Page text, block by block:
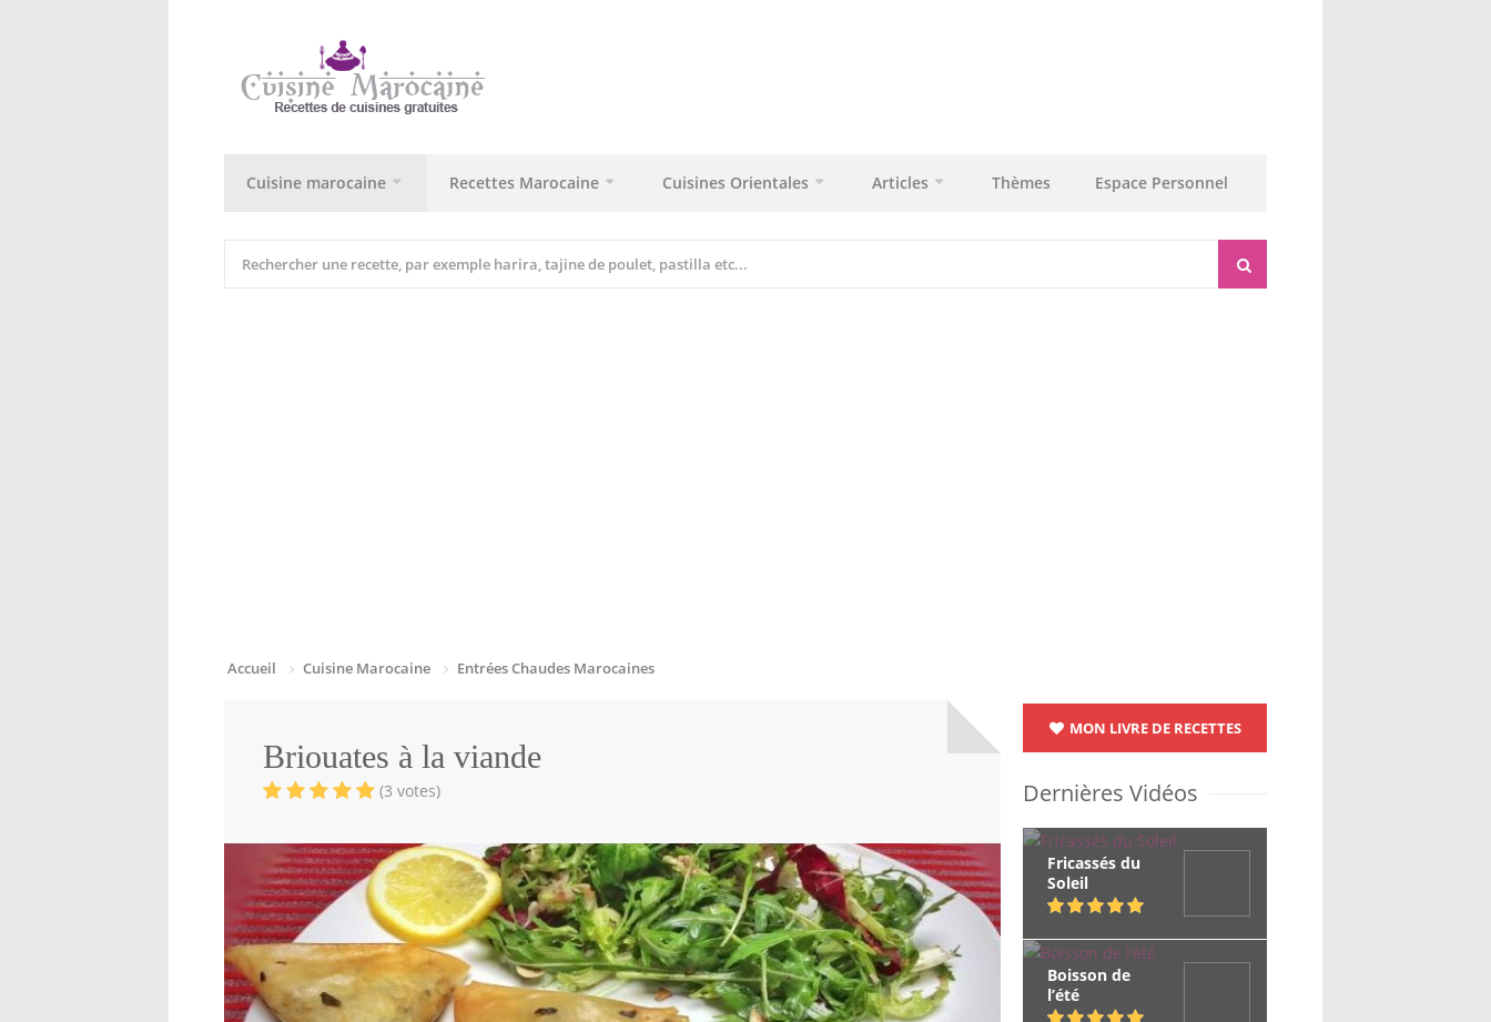
Cuisine marocaine Recettes Marocaine Cuisines Orientales Articles Thèmes Espace Personnel
Accueil Cuisine Marocaine Entrées Chaudes Marocaines
Briouates à la viande
(3 votes)
MON LIVRE DE RECETTES
Dernières Vidéos
Fricassés du
Soleil
Boisson de
l’été